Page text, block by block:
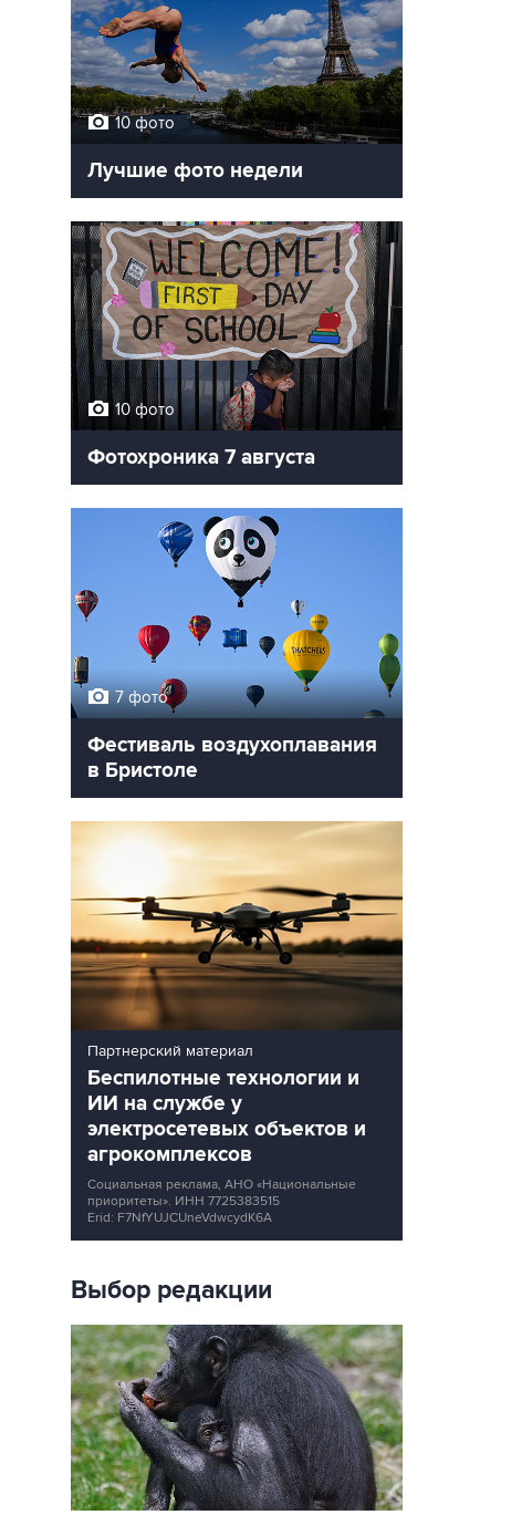
10 фото
Лучшие фото недели
10 фото
Фотохроника 7 августа
7 фото
Фестиваль воздухоплавания
в Бристоле
Партнерский материал
Беспилотные технологии и
ИИ на службе у
электросетевых объектов и
агрокомплексов
Социальная реклама, АНО «Национальные
приоритеты». ИНН 7725383515
Erid: F7NfYUJCUneVdwcydK6A
Выбор редакции